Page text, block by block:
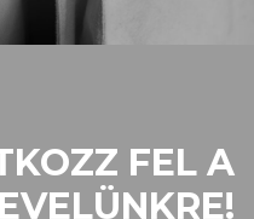
FEL A